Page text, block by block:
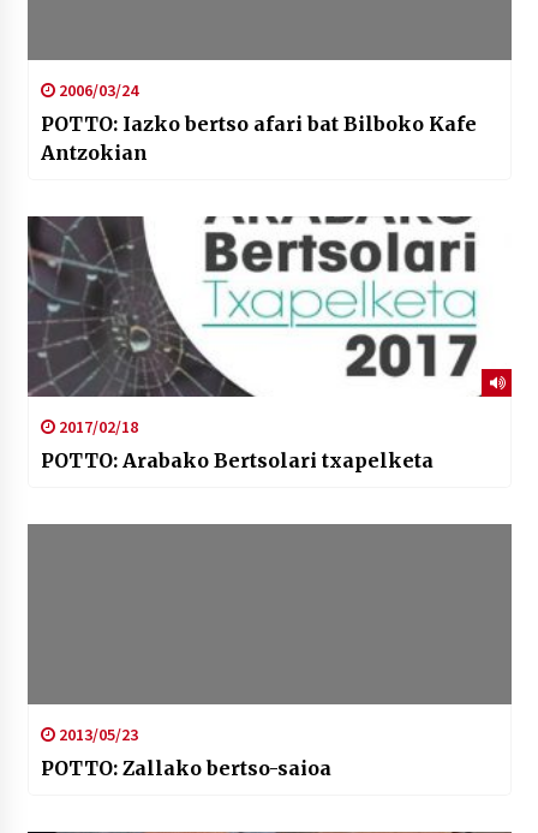
2006/03/24
POTTO: Iazko bertso afari bat Bilboko Kafe
Antzokian
2017/02/18
POTTO: Arabako Bertsolari txapelketa
2013/05/23
POTTO: Zallako bertso-saioa